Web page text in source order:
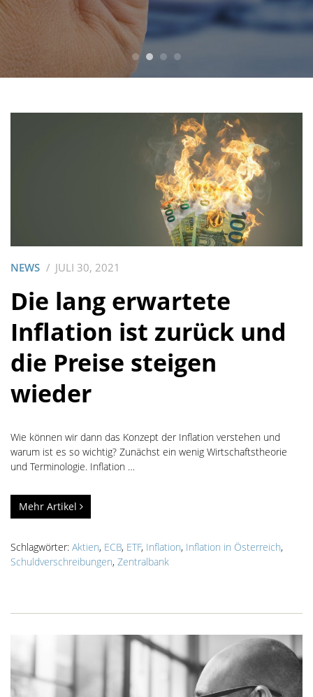
NEWS JULI 30, 2021
Die lang erwartete
Inflation ist zurück und
die Preise steigen
wieder
Wie können wir dann das Konzept der Inflation verstehen und
warum ist es so wichtig? Zunächst ein wenig Wirtschaftstheorie
und Terminologie. Inflation …
Mehr Artikel
Schlagwörter: Aktien, ECB, ETF, Inflation, Inflation in Österreich,
Schuldverschreibungen, Zentralbank